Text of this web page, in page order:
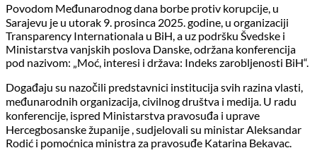
Povodom Međunarodnog dana borbe protiv korupcije, u
Sarajevu je u utorak 9. prosinca 2025. godine, u organizaciji
Transparency Internationala u BiH, a uz podršku Švedske i
Ministarstva vanjskih poslova Danske, održana konferencija
pod nazivom: „Moć, interesi i država: Indeks zarobljenosti BiH“.
Događaju su nazočili predstavnici institucija svih razina vlasti,
međunarodnih organizacija, civilnog društva i medija. U radu
konferencije, ispred Ministarstva pravosuđa i uprave
Hercegbosanske županije , sudjelovali su ministar Aleksandar
Rodić i pomoćnica ministra za pravosuđe Katarina Bekavac.